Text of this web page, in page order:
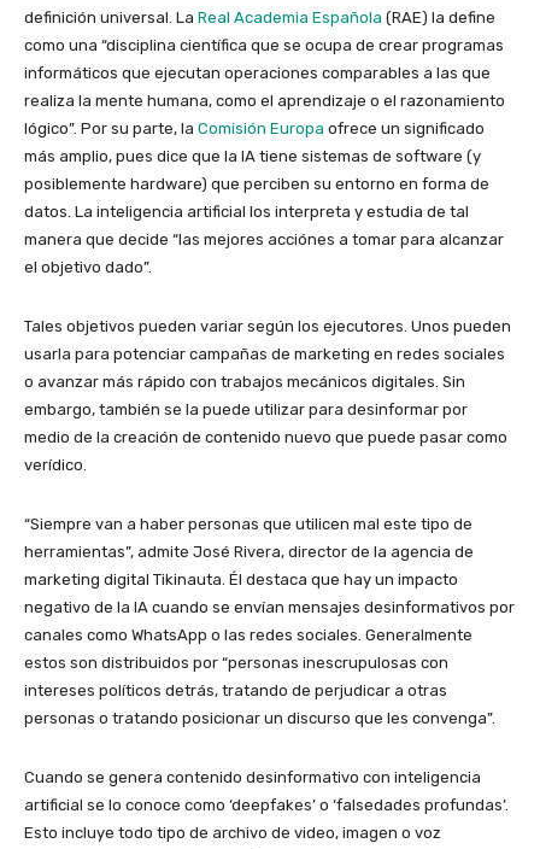
definición universal. La Real Academia Española (RAE) la define
como una “disciplina científica que se ocupa de crear programas
informáticos que ejecutan operaciones comparables a las que
realiza la mente humana, como el aprendizaje o el razonamiento
lógico”. Por su parte, la Comisión Europa ofrece un significado
más amplio, pues dice que la IA tiene sistemas de software (y
posiblemente hardware) que perciben su entorno en forma de
datos. La inteligencia artificial los interpreta y estudia de tal
manera que decide “las mejores acciónes a tomar para alcanzar
el objetivo dado”.
Tales objetivos pueden variar según los ejecutores. Unos pueden
usarla para potenciar campañas de marketing en redes sociales
o avanzar más rápido con trabajos mecánicos digitales. Sin
embargo, también se la puede utilizar para desinformar por
medio de la creación de contenido nuevo que puede pasar como
verídico.
“Siempre van a haber personas que utilicen mal este tipo de
herramientas”, admite José Rivera, director de la agencia de
marketing digital Tikinauta. Él destaca que hay un impacto
negativo de la IA cuando se envían mensajes desinformativos por
canales como WhatsApp o las redes sociales. Generalmente
estos son distribuidos por “personas inescrupulosas con
intereses políticos detrás, tratando de perjudicar a otras
personas o tratando posicionar un discurso que les convenga”.
Cuando se genera contenido desinformativo con inteligencia
artificial se lo conoce como ‘deepfakes’ o ‘falsedades profundas’.
Esto incluye todo tipo de archivo de video, imagen o voz